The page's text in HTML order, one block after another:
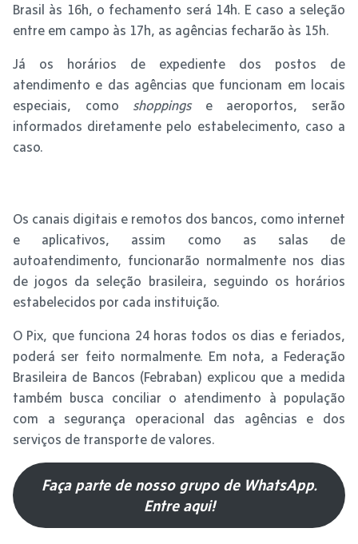
Brasil às 16h, o fechamento será 14h. E caso a seleção
entre em campo às 17h, as agências fecharão às 15h.
Já os horários de expediente dos postos de
atendimento e das agências que funcionam em locais
especiais, como shoppingse aeroportos, serão
informados diretamente pelo estabelecimento, caso a
caso.
Os canais digitais e remotos dos bancos, como internet
e aplicativos, assim como as salas de
autoatendimento, funcionarão normalmente nos dias
de jogos da seleção brasileira, seguindo os horários
estabelecidos por cada instituição.
O Pix, que funciona 24 horas todos os dias e feriados,
poderá ser feito normalmente. Em nota, a Federação
Brasileira de Bancos (Febraban) explicou que a medida
também busca conciliar o atendimento à população
com a segurança operacional das agências e dos
serviços de transporte de valores.
Faça parte de nosso grupo de WhatsApp.
Entre aqui!